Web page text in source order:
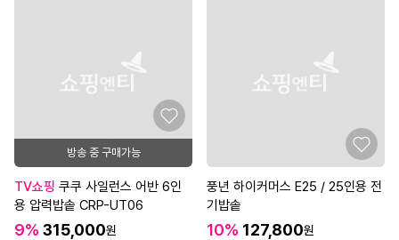
방송 중 구매가능
TV쇼핑
용 압력밥솥 CRP-UT06
9% 315,000원
풍년 하이커머스 E25 / 25인용 전
기밥솥
10% 127,800원